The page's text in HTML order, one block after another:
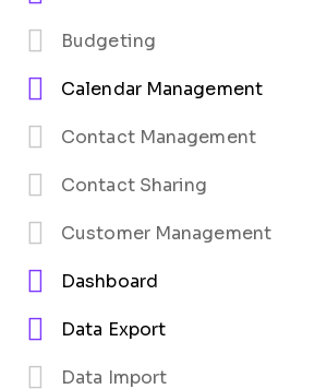
Budgeting
Calendar Management
Contact Management
Contact Sharing
Customer Management
Dashboard
Data Export
Data Import